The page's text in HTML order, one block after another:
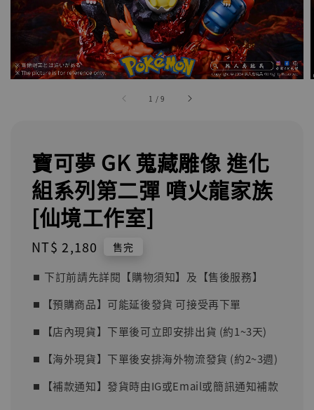
1 /9
寶可夢 GK 蒐藏雕像 進化
組系列第二彈 噴火龍家族
[仙境工作室]
Regular
NT$ 2,180 售完
⏹︎ 下訂前請先詳閱【購物須知】及【售後服務】
⏹︎【預購商品】可能延後發貨 可接受再下單
⏹︎【店內現貨】下單後可立即安排出貨 (約1~3天)
⏹︎【海外現貨】下單後安排海外物流發貨 (約2~3週)
⏹︎【補款通知】發貨時由IG或Email或簡訊通知補款